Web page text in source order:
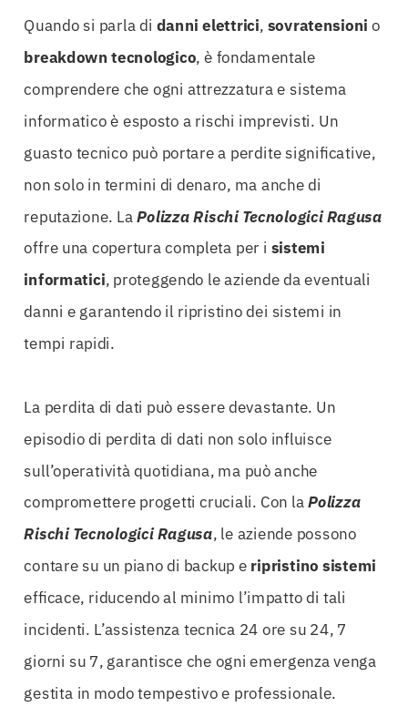
Quando si parla di danni elettrici, sovratensioni o
breakdown tecnologico, è fondamentale
comprendere che ogni attrezzatura e sistema
informatico è esposto a rischi imprevisti. Un
guasto tecnico può portare a perdite significative,
non solo in termini di denaro, ma anche di
reputazione. LaPolizza Rischi Tecnologici Ragusa
offre una copertura completa per i sistemi
informatici, proteggendo le aziende da eventuali
danni e garantendo il ripristino dei sistemi in
tempi rapidi.
La perdita di dati può essere devastante. Un
episodio di perdita di dati non solo influisce
sull’operatività quotidiana, ma può anche
compromettere progetti cruciali. Con laPolizza
Rischi Tecnologici Ragusa, le aziende possono
contare su un piano di backup e ripristino sistemi
efficace, riducendo al minimo l’impatto di tali
incidenti. L’assistenza tecnica 24 ore su 24, 7
giorni su 7, garantisce che ogni emergenza venga
gestita in modo tempestivo e professionale.